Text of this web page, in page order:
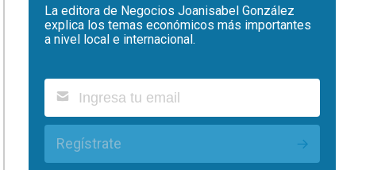
La editora de Negocios Joanisabel González
explica los temas económicos más importantes
a nivel local e internacional.
Regístrate